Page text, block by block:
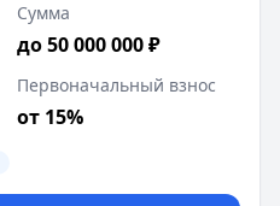
Сумма
до 50 000 000 ₽
Первоначальный взнос
от 15%